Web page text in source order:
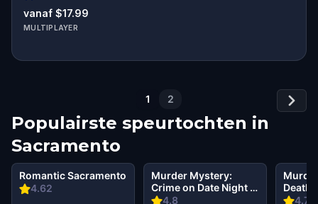
vanaf $17.99
MULTIPLAYER
1 2
Populairste speurtochten in
Sacramento
4.62
Romantic Sacramento
4.8
Murder Mystery:
Crime on Date Night in
Sacramento
4.72
Death
in